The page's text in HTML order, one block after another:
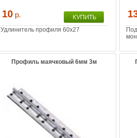
10 р.
Удлинитель профиля 60х27
Профиль маячковый 6мм 3м